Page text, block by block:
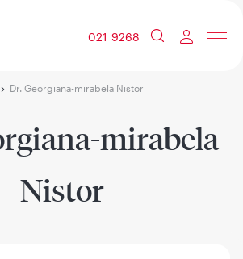
021 9268
Dr. Georgiana-mirabela Nistor
mirabela
Nistor